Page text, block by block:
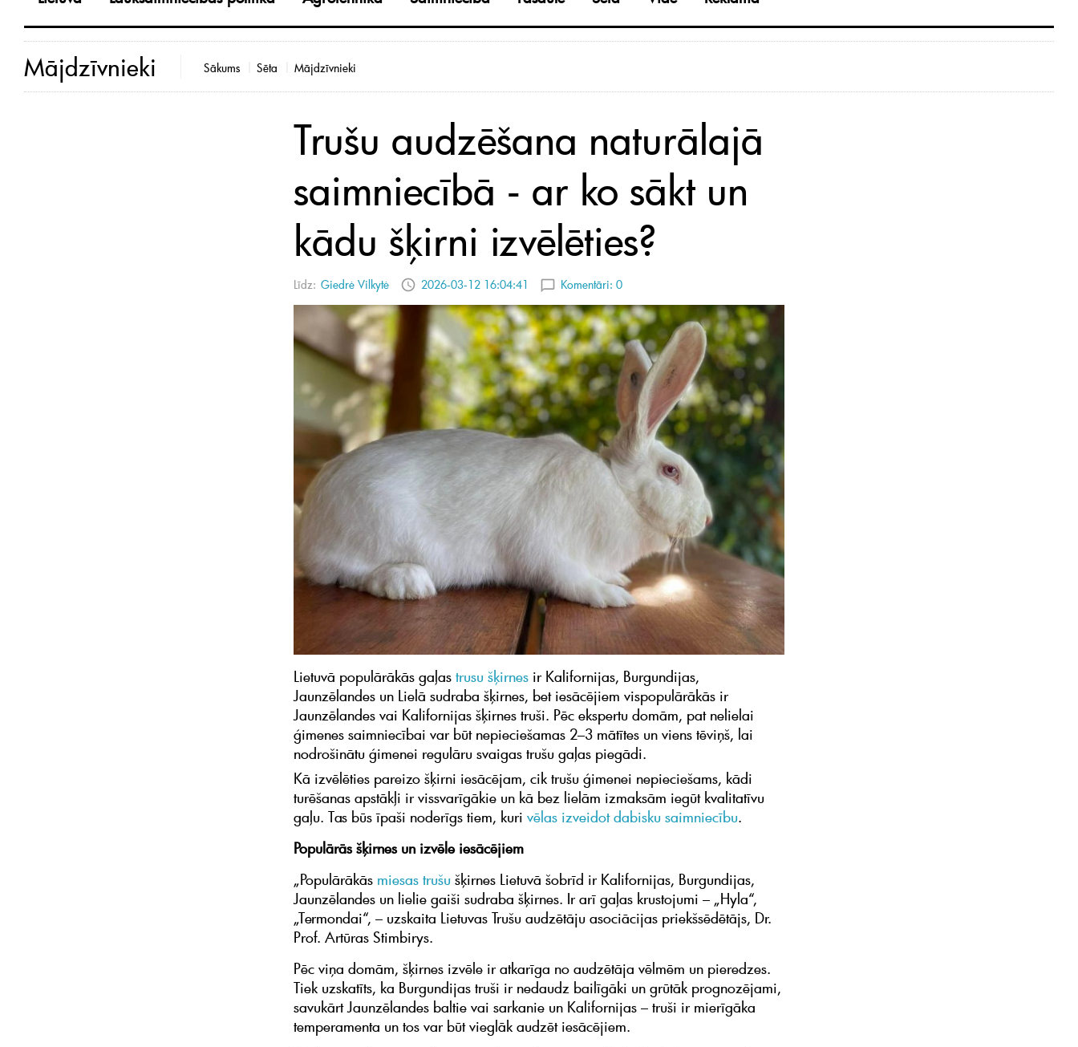
Mājdzīvnieki Sākums Sēta Mājdzīvnieki
Trušu audzēšana naturālajā
saimniecībā - ar ko sākt un
kādu šķirni izvēlēties?
Līdz: Giedrė Vilkytė 2026-03-12 16:04:41 Komentāri: 0
Lietuvā populārākās gaļas trusu šķirnes ir Kalifornijas, Burgundijas,
Jaunzēlandes un Lielā sudraba šķirnes, bet iesācējiem vispopulārākās ir
Jaunzēlandes vai Kalifornijas šķirnes truši. Pēc ekspertu domām, pat nelielai
ģimenes saimniecībai var būt nepieciešamas 2–3 mātītes un viens tēviņš, lai
nodrošinātu ģimenei regulāru svaigas trušu gaļas piegādi.
Kā izvēlēties pareizo šķirni iesācējam, cik trušu ģimenei nepieciešams, kādi
turēšanas apstākļi ir vissvarīgākie un kā bez lielām izmaksām iegūt kvalitatīvu
gaļu. Tas būs īpaši noderīgs tiem, kuri vēlas izveidotdabisku saimniecību.
Populārās šķirnes un izvēle iesācējiem
„Populārākās miesas trušu šķirnes Lietuvā šobrīd ir Kalifornijas, Burgundijas,
Jaunzēlandes un lielie gaiši sudraba šķirnes. Ir arī gaļas krustojumi – „Hyla“,
„Termondai“, – uzskaita Lietuvas Trušu audzētāju asociācijas priekšsēdētājs, Dr.
Prof. Artūras Stimbirys.
Pēc viņa domām, šķirnes izvēle ir atkarīga no audzētāja vēlmēm un pieredzes.
Tiek uzskatīts, ka Burgundijas truši ir nedaudz bailīgāki un grūtāk prognozējami,
savukārt Jaunzēlandes baltie vai sarkanie un Kalifornijas – truši ir mierīgāka
temperamenta un tos var būt vieglāk audzēt iesācējiem.